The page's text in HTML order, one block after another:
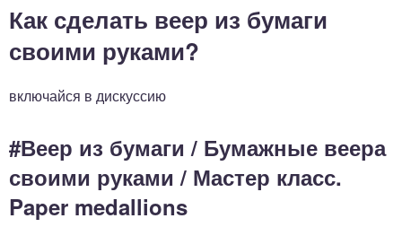
Как сделать веер из бумаги
своими руками?
включайся в дискуссию
#Веер из бумаги / Бумажные веера
своими руками / Мастер класс.
Paper medallions